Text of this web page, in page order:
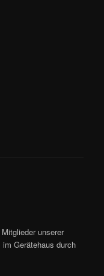
unserer
Gerätehaus durch